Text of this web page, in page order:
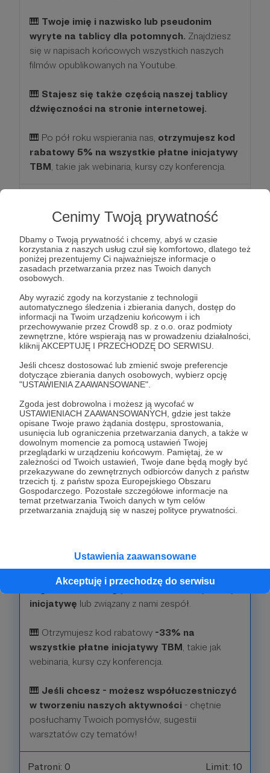
Cenimy Twoją prywatność
Dbamy o Twoją prywatność i chcemy, abyś w czasie
korzystania z naszych usług czuł się komfortowo, dlatego też
poniżej prezentujemy Ci najważniejsze informacje o
zasadach przetwarzania przez nas Twoich danych
osobowych.
Aby wyrazić zgody na korzystanie z technologii
automatycznego śledzenia i zbierania danych, dostęp do
informacji na Twoim urządzeniu końcowym i ich
przechowywanie przez Crowd8 sp. z o.o. oraz podmioty
zewnętrzne, które wspierają nas w prowadzeniu działalności,
kliknij AKCEPTUJĘ I PRZECHODZĘ DO SERWISU.
Jeśli chcesz dostosować lub zmienić swoje preferencje
dotyczące zbierania danych osobowych, wybierz opcję
"USTAWIENIA ZAAWANSOWANE".
Zgoda jest dobrowolna i możesz ją wycofać w
USTAWIENIACH ZAAWANSOWANYCH, gdzie jest także
opisane Twoje prawo żądania dostępu, sprostowania,
usunięcia lub ograniczenia przetwarzania danych, a także w
dowolnym momencie za pomocą ustawień Twojej
przeglądarki w urządzeniu końcowym. Pamiętaj, że w
zależności od Twoich ustawień, Twoje dane będą mogły być
przekazywane do zewnętrznych odbiorców danych z państw
trzecich tj. z państw spoza Europejskiego Obszaru
Gospodarczego. Pozostałe szczegółowe informacje na
temat przetwarzania Twoich danych w tym celów
przetwarzania znajdują się w naszej polityce prywatności.
Ustawienia zaawansowane
Akceptuję i przechodzę do serwisu
🎹 Twoje imię i nazwisko lub pseudonim
wyryte na tablicy dla potomnych. Znajdziesz
się w napisach końcowych wszystkich naszych
filmów opublikowanych na Youtube.
🎹 Stajesz się także częścią naszej tablicy
dźwięczności na stronie internetowej.
🎹 Po pół roku wspierania nas, otrzymujesz kod
rabatowy 5% na wszystkie płatne inicjatywy
TBM , takie jak webinaria, kursy czy konferencja.
49 zł miesięcznie
Oprócz wszystkich powyższych benefitów
otrzymasz od nas:
🎹 Kod rabatowy-10% dla wszystkich
biletowanych inicjatyw TBM.
limitowane aktywności- na hasło Brzmiący
Współtwórca!
Patroni: 1 Limit: 50
Nie wiemy, co powiedzieć… to już mecenat z
tego chcesz - mogą zasilić konkretną naszą
inicjatywę lub związany z nami zespół.
🎹 Otrzymujesz kod rabatowy -33% na
wszystkie płatne inicjatywy TBM , takie jak
webinaria, kursy czy konferencja.
🎹 Jeśli chcesz - możesz współuczestniczyć
w tworzeniu naszych aktywności - chętnie
posłuchamy Twoich pomysłów, sugestii
warsztatów czy tematów!
Patroni: 0 Limit: 10